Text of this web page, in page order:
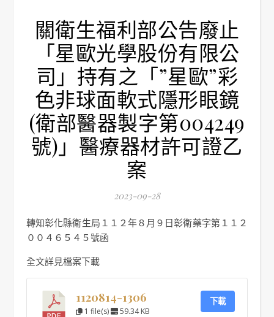
關衛生福利部公告廢止
「星歐光學股份有限公
司」持有之「”星歐”彩
色非球面軟式隱形眼鏡
(衛部醫器製字第004249
號)」醫療器材許可證乙
案
2023-09-28
轉知彰化縣衛生局１１２年８月９日彰衛藥字第１１２
００４６５４５號函
全文詳見檔案下載
1120814-1306
1 file(s) 59.34 KB
下載